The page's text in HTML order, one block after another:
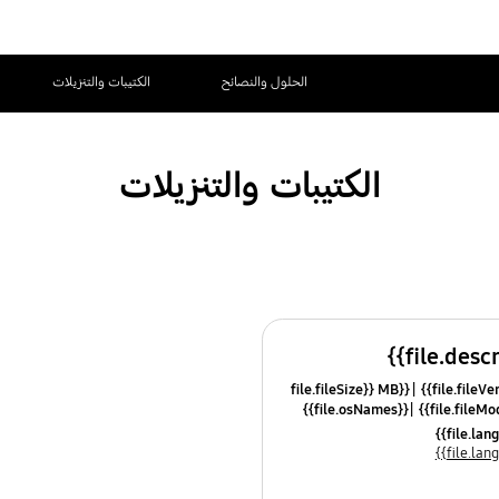
الحلول والنصائح الكتيبات والتنزيلات
الكتيبات والتنزيلات
{{file.fileSize}} MB
{{file.osNames}}